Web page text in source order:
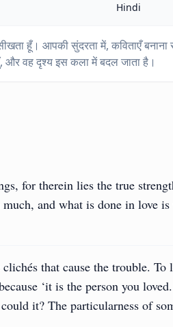
Hindi
हूँ। आपकी सुंदरता में, कविताएँ
और वह दृश्य इस कला में बदल जाता है।
for therein lies the true
and what is done in love
that cause the trouble.
‘it is the person you
it? The particularness of